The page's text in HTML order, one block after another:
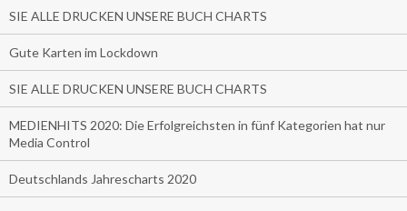
SIE ALLE DRUCKEN UNSERE BUCH CHARTS
Gute Karten im Lockdown
SIE ALLE DRUCKEN UNSERE BUCH CHARTS
MEDIENHITS 2020: Die Erfolgreichsten in fünf Kategorien hat nur
Media Control
Deutschlands Jahrescharts 2020